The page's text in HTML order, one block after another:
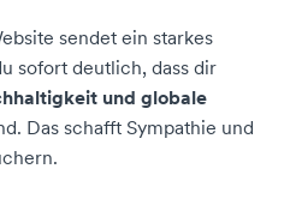
sendet ein starkes
sofort deutlich, dass dir
und globale
Das schafft Sympathie und